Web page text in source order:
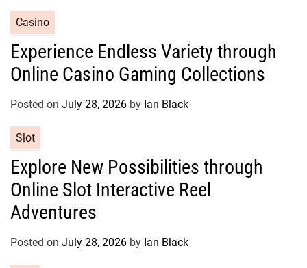
s
a
e
o
e
s
Casino
Experience Endless Variety through
Online Casino Gaming Collections
Posted on July 28, 2026 by Ian Black
a
e
g
o
r
Slot
Explore New Possibilities through
Online Slot Interactive Reel
Adventures
Posted on July 28, 2026 by Ian Black